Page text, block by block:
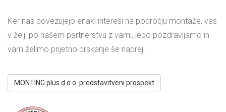
Ker nas povezujejo enaki interesi na področju montaže, vas
v želji po našem partnerstvu z vami, lepo pozdravljamo in
vam želimo prijetno brskanje še naprej.
MONTING plus d.o.o. predstavitveni prospekt